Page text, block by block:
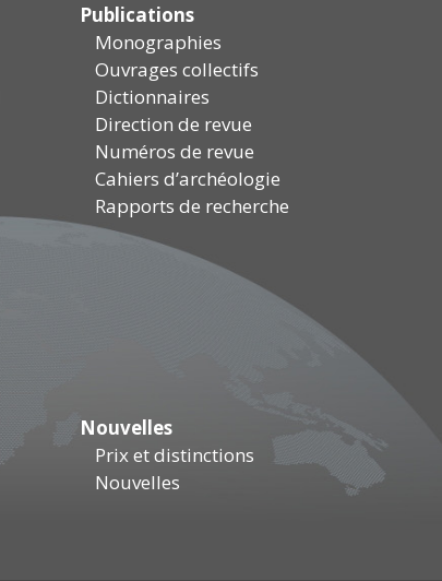
Publications
Monographies
Ouvrages collectifs
Dictionnaires
Direction de revue
Numéros de revue
Cahiers d’archéologie
Rapports de recherche
Nouvelles
Prix et distinctions
Nouvelles